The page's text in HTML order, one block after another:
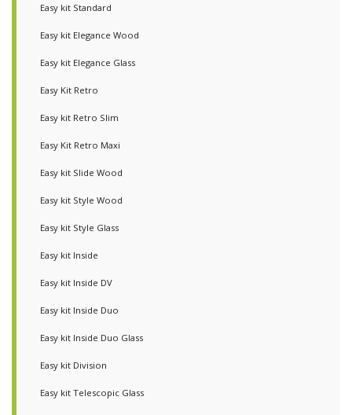
Easy kit Standard
Easy kit Elegance Wood
Easy kit Elegance Glass
Easy Kit Retro
Easy kit Retro Slim
Easy Kit Retro Maxi
Easy kit Slide Wood
Easy kit Style Wood
Easy kit Style Glass
Easy kit Inside
Easy kit Inside DV
Easy kit Inside Duo
Easy kit Inside Duo Glass
Easy kit Division
Easy kit Telescopic Glass